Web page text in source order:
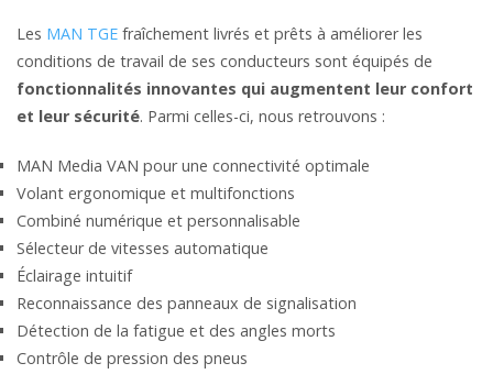
Les MAN TGE fraîchement livrés et prêts à améliorer les
conditions de travail de ses conducteurs sont équipés de
fonctionnalités innovantes qui augmentent leur confort
et leur sécurité. Parmi celles-ci, nous retrouvons :
MAN Media VAN pour une connectivité optimale
Volant ergonomique et multifonctions
Combiné numérique et personnalisable
Sélecteur de vitesses automatique
Éclairage intuitif
Reconnaissance des panneaux de signalisation
Détection de la fatigue et des angles morts
Contrôle de pression des pneus